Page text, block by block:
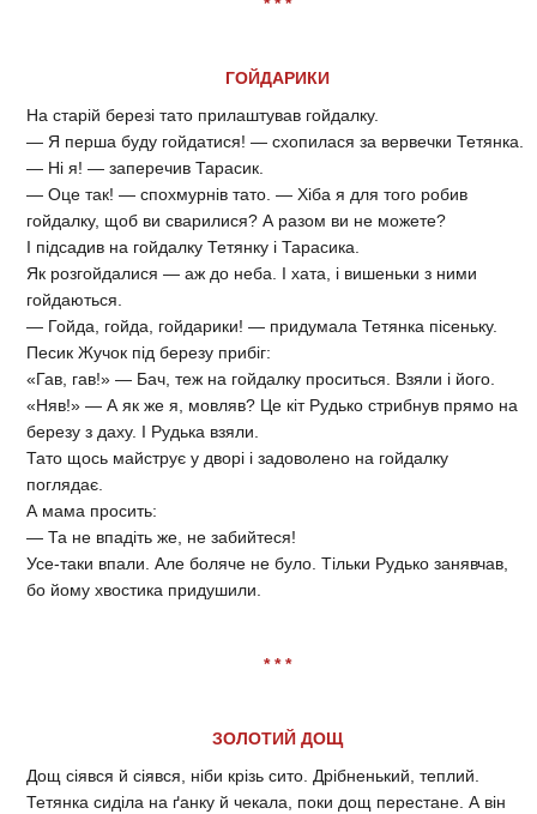
* * *
ГОЙДАРИКИ
На старій березі тато прилаштував гойдалку.
— Я перша буду гойдатися! — схопилася за вервечки Тетянка.
— Ні я! — заперечив Тарасик.
— Оце так! — спохмурнів тато. — Хіба я для того робив
гойдалку, щоб ви сварилися? А разом ви не можете?
І підсадив на гойдалку Тетянку і Тарасика.
Як розгойдалися — аж до неба. І хата, і вишеньки з ними
гойдаються.
— Гойда, гойда, гойдарики! — придумала Тетянка пісеньку.
Песик Жучок під березу прибіг:
«Гав, гав!» — Бач, теж на гойдалку проситься. Взяли і його.
«Няв!» — А як же я, мовляв? Це кіт Рудько стрибнув прямо на
березу з даху. І Рудька взяли.
Тато щось майструє у дворі і задоволено на гойдалку
поглядає.
А мама просить:
— Та не впадіть же, не забийтеся!
Усе-таки впали. Але боляче не було. Тільки Рудько занявчав,
бо йому хвостика придушили.
* * *
ЗОЛОТИЙ ДОЩ
Дощ сіявся й сіявся, ніби крізь сито. Дрібненький, теплий.
Тетянка сиділа на ґанку й чекала, поки дощ перестане. А він